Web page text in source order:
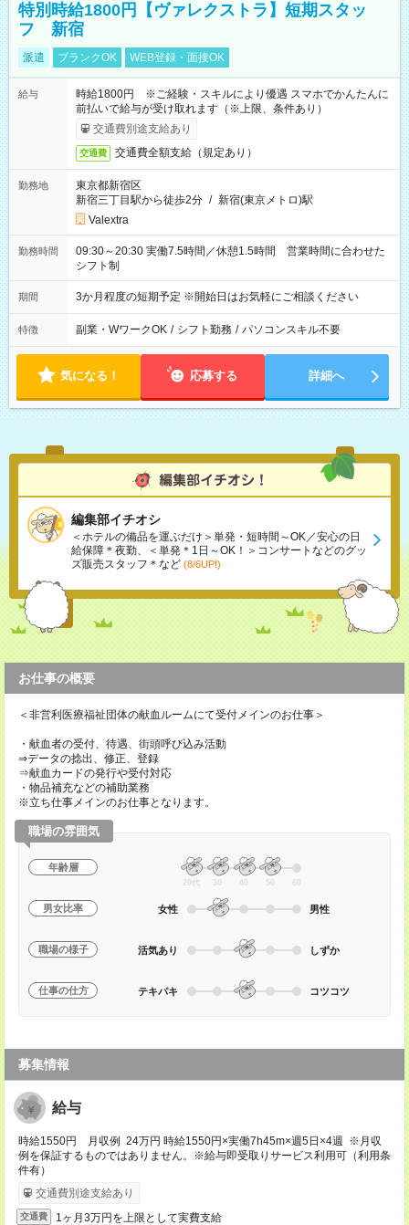
特別時給1800円【ヴァレクストラ】短期スタッ
フ 新宿
派遣 ブランクOK WEB登録・面接OK
給与
時給1800円 ※ご経験・スキルにより優遇 スマホでかんたんに
前払いで給与が受け取れます（※上限、条件あり）
交通費別途支給あり
交通費 交通費全額支給（規定あり）
勤務地
東京都新宿区
新宿三丁目駅から徒歩2分 / 新宿(東京メトロ)駅
Valextra
勤務時間
09:30～20:30 実働7.5時間／休憩1.5時間 営業時間に合わせた
シフト制
期間 3か月程度の短期予定 ※開始日はお気軽にご相談ください
特徴 副業・WワークOK / シフト勤務 / パソコンスキル不要
気になる！ 応募する 詳細へ
編集部イチオシ
＜ホテルの備品を運ぶだけ＞単発・短時間～OK／安心の日
給保障＊夜勤、＜単発＊1日～OK！＞コンサートなどのグッ
ズ販売スタッフ＊など (8/6UP!)
お仕事の概要
＜非営利医療福祉団体の献血ルームにて受付メインのお仕事＞
・献血者の受付、待遇、街頭呼び込み活動
⇒データの捻出、修正、登録
⇒献血カードの発行や受付対応
・物品補充などの補助業務
※立ち仕事メインのお仕事となります。
職場の雰囲気
年齢層
20代 30 40 50 60
男女比率 女性 男性
職場の様子 活気あり しずか
仕事の仕方 テキパキ コツコツ
募集情報
給与
時給1550円 月収例 24万円 時給1550円×実働7h45m×週5日×4週 ※月収
例を保証するものではありません。※給与即受取りサービス利用可（利用条
件有）
交通費別途支給あり
交通費 1ヶ月3万円を上限として実費支給